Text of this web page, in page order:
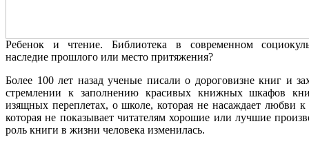
Ребенок и чтение. Библиотека в современном
наследие прошлого или место притяжения?
Более 100 лет назад ученые писали о дороговизне книг и
стремлении к заполнению красивых книжных шкафов
изящных переплетах, о школе, которая не насаждает любви
которая не показывает читателям хорошие или лучшие
роль книги в жизни человека изменилась.